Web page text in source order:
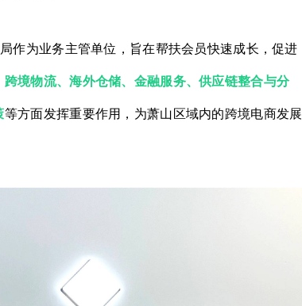
作为业务主管单位，旨在帮扶会员快速成长，促进
跨境物流、海外仓储、金融服务、供应链整合与分
等方面发挥重要作用，为萧山区域内的跨境电商发展